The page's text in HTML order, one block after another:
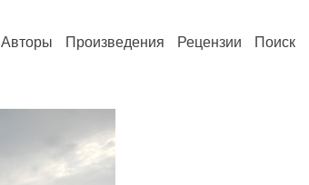
Авторы Произведения Рецензии Поиск